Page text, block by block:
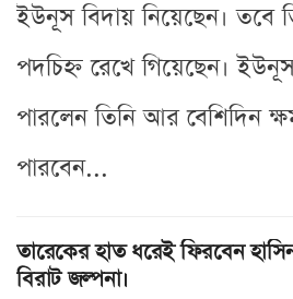
ইউনূস বিদায় নিয়েছেন। তবে
পদচিহ্ন রেখে গিয়েছেন।
পারলেন তিনি আর বেশিদিন
পারবেন...
তারেকের হাত ধরেই ফিরবেন
বিরাট জল্পনা।